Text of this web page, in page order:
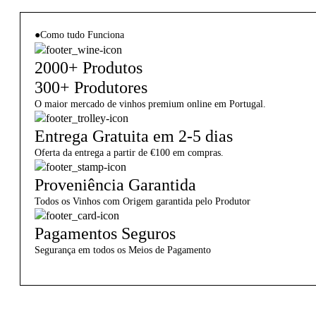
●Como tudo Funciona
2000+ Produtos
300+ Produtores
O maior mercado de vinhos premium online em Portugal.
Entrega Gratuita em 2-5 dias
Oferta da entrega a partir de €100 em compras.
Proveniência Garantida
Todos os Vinhos com Origem garantida pelo Produtor
Pagamentos Seguros
Segurança em todos os Meios de Pagamento